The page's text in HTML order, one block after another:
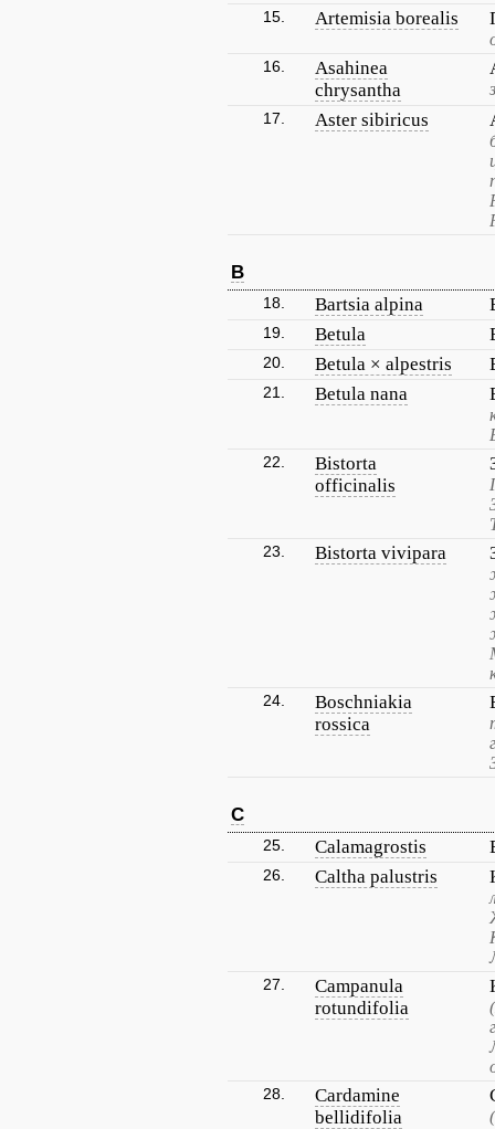
15. Artemisia borealis
16.
Asahinea
chrysantha
17. Aster sibiricus
B
18. Bartsia alpina
19. Betula
20. Betula × alpestris
21. Betula nana
22.
Bistorta
officinalis
23. Bistorta vivipara
24.
Boschniakia
rossica
C
25. Calamagrostis
26. Caltha palustris
27.
Campanula
rotundifolia
28.
Cardamine
bellidifolia